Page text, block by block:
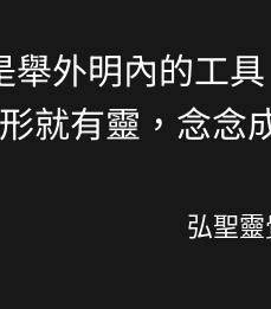
外明內的工
就有靈，念念
弘聖